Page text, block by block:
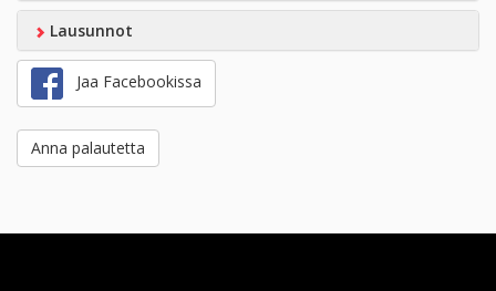
Lausunnot
Jaa Facebookissa
Anna palautetta